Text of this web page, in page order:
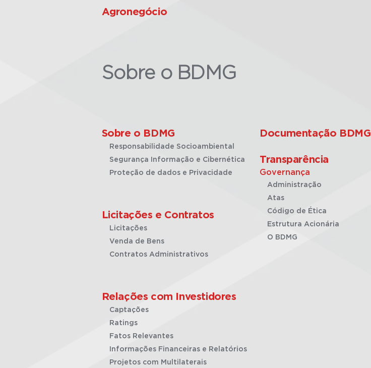
Agronegócio
Sobre o BDMG
Sobre o BDMG
Responsabilidade Socioambiental
Segurança Informação e Cibernética
Proteção de dados e Privacidade
Licitações e Contratos
Licitações
Venda de Bens
Contratos Administrativos
Relações com Investidores
Captações
Ratings
Fatos Relevantes
Informações Financeiras e Relatórios
Projetos com Multilaterais
Documentação BDMG
Transparência
Governança
Administração
Atas
Código de Ética
Estrutura Acionária
O BDMG